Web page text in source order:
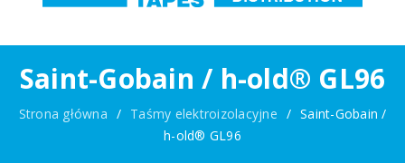
Saint-Gobain / h-old® GL96
Strona główna / Taśmy elektroizolacyjne / Saint-Gobain /
h-old® GL96